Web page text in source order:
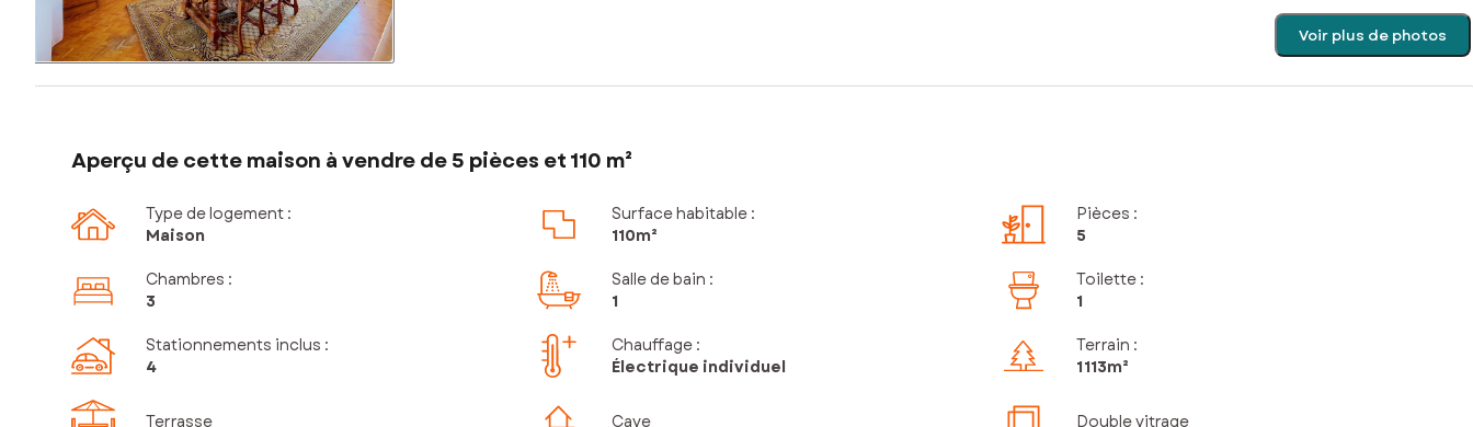
Voir plus de photos
Aperçu de cette maison à vendre de 5 pièces et 110 m²
Type de logement :
Maison
Surface habitable :
110m²
Pièces :
5
Chambres :
3
Salle de bain :
1
Toilette :
1
Stationnements inclus :
4
Chauffage :
Électrique individuel
Terrain :
1 113m²
Terrasse Cave Double vitrage